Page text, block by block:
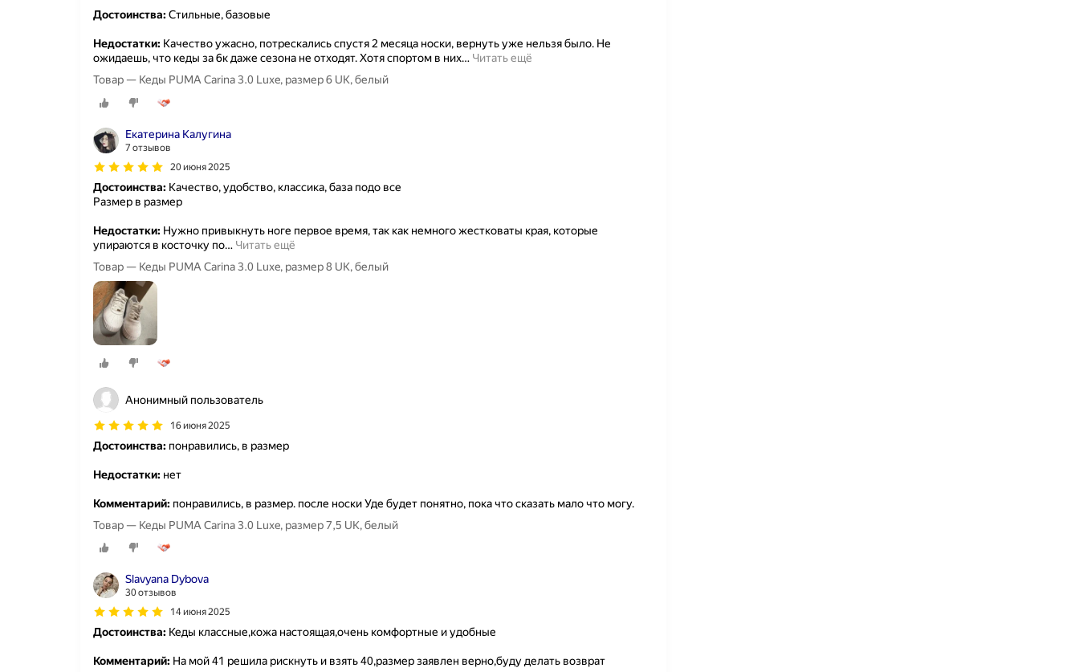
Достоинства:Стильные, базовые
Недостатки: Качество ужасно, потрескались спустя 2 месяца носки, вернуть уже нельзя было. Не
ожидаешь, что кеды за 6к даже сезона не отходят. Хотя спортом в них… Читать ещё
Товар — Кеды PUMA Carina 3.0 Luxe, размер 6 UK, белый
Екатерина Калугина
7 отзывов
20 июня 2025
Достоинства: Качество, удобство, классика, база подо все
Размер в размер
Недостатки: Нужно привыкнуть ноге первое время, так как немного жестковаты края, которые
упираются в косточку по… Читать ещё
Товар — Кеды PUMA Carina 3.0 Luxe, размер 8 UK, белый
Анонимный пользователь
16 июня 2025
Достоинства: понравились, в размер
Недостатки: нет
Комментарий: понравились, в размер. после носки Уде будет понятно, пока что сказать мало что могу.
Товар — Кеды PUMA Carina 3.0 Luxe, размер 7,5 UK, белый
Slavyana Dybova
30 отзывов
14 июня 2025
Достоинства: Кеды классные,кожа настоящая,очень комфортные и удобные
Комментарий: На мой 41 решила рискнуть и взять 40,размер заявлен верно,буду делать возврат